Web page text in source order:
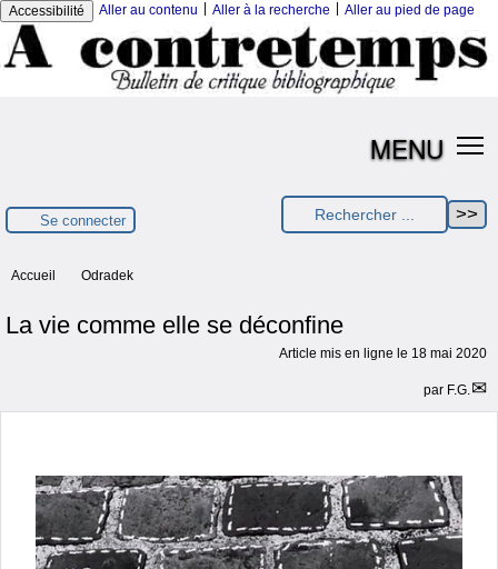
Accessibilité Aller au contenu Aller à la recherche Aller au pied de page
MENU
Se connecter
Accueil Odradek
La vie comme elle se déconfine
Article mis en ligne le 18 mai 2020
par F.G.